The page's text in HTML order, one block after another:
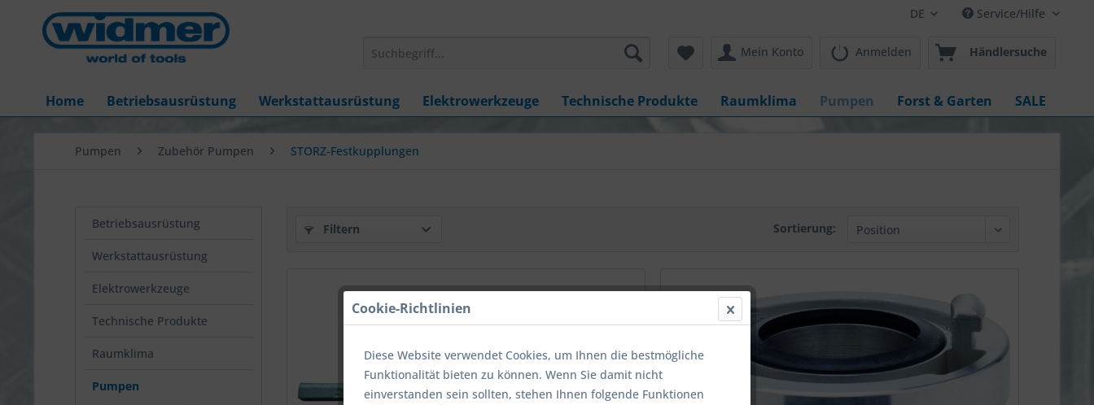
DE Service/Hilfe
Mein Konto Anmelden Händlersuche
Home Betriebsausrüstung Werkstattausrüstung Elektrowerkzeuge Technische Produkte Raumklima Pumpen Forst & Garten SALE
Pumpen Zubehör Pumpen STORZ-Festkupplungen
Betriebsausrüstung
Werkstattausrüstung
Elektrowerkzeuge
Technische Produkte
Raumklima
Pumpen
Filtern Sortierung:
Cookie-Richtlinien
Diese Website verwendet Cookies, um Ihnen die bestmögliche
Funktionalität bieten zu können. Wenn Sie damit nicht
einverstanden sein sollten, stehen Ihnen folgende Funktionen